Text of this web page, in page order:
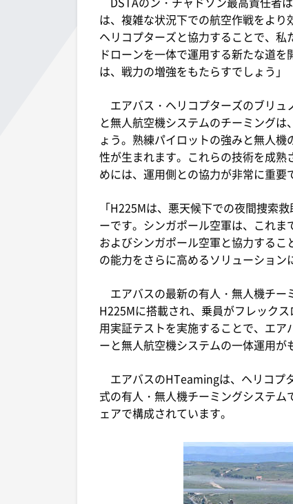
は、複雑な状況下での航空作戦をより
ヘリコプターズと協力することで、
ドローンを一体で運用する新たな道
は、戦力の増強をもたらすでしょう」
エアバス・ヘリコプターズのブリュ
と無人航空機システムのチーミング
ょう。熟練パイロットの強みと無人
性が生まれます。これらの技術を成
めには、運用側との協力が非常に重要
「H225Mは、悪天候下での夜間捜索
ーです。シンガポール空軍は、これ
およびシンガポール空軍と協力する
の能力をさらに高めるソリューション
エアバスの最新の有人・無人機チー
H225Mに搭載され、乗員がフレック
用実証テストを実施することで、エ
ーと無人航空機システムの一体運用が
エアバスのHTeamingは、ヘリコプ
式の有人・無人機チーミングシステ
ェアで構成されています。